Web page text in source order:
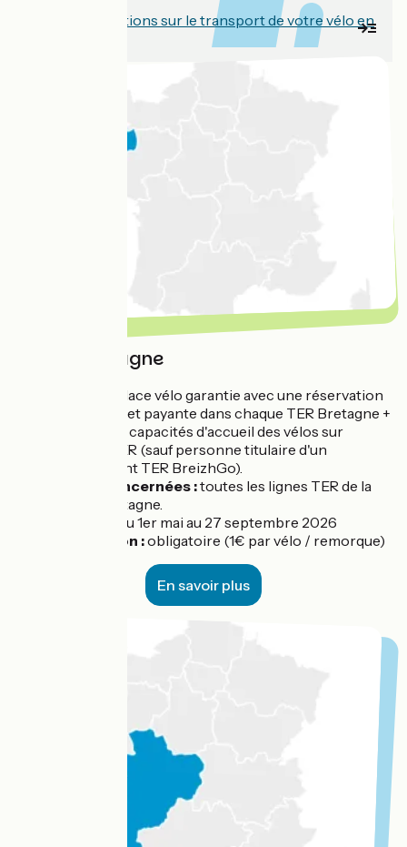
Toutes les informations sur le transport de votre vélo en
Région Bretagne
place vélo garantie avec une réservation
obligatoire et payante dans chaque TER Bretagne +
renfort des capacités d'accueil des vélos sur
certains TER (sauf personne titulaire d'un
abonnement TER BreizhGo).
Lignes concernées :toutes les lignes TER de la
région Bretagne.
du 1er mai au 27 septembre 2026
Réservation :obligatoire (1€ par vélo / remorque)
En savoir plus